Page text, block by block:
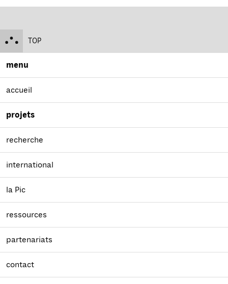
TOP
menu
accueil
projets
recherche
international
la Pic
ressources
partenariats
contact